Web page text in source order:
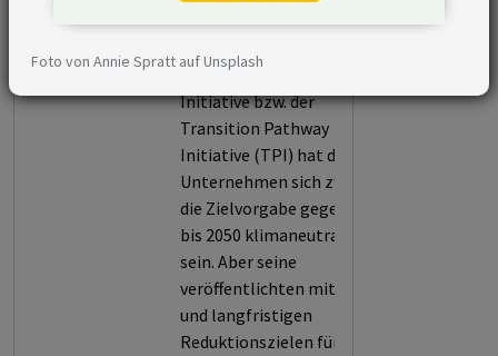
weltweit.
Climate Action 100+
Initiative bzw. der
Transition Pathway
Initiative (TPI) hat das
Unternehmen sich zwar
die Zielvorgabe gegeben,
bis 2050 klimaneutral zu
sein. Aber seine
veröffentlichten mittel-
und langfristigen
Reduktionszielen für
Foto von Annie Spratt auf Unsplash